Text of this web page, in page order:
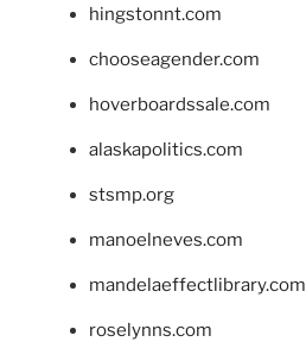
hingstonnt.com
chooseagender.com
hoverboardssale.com
alaskapolitics.com
stsmp.org
manoelneves.com
mandelaeffectlibrary.com
roselynns.com